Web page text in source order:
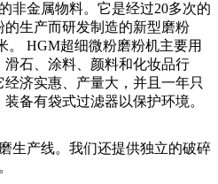
非金属物料。它是经过20多次的
生产而研发制造的新型磨粉
。 HGM超细微粉磨粉机主要用
石、涂料、颜料和化妆品行
济实惠、产量大，并且一年只
备有袋式过滤器以保护环境。
生产线。我们还提供独立的破碎